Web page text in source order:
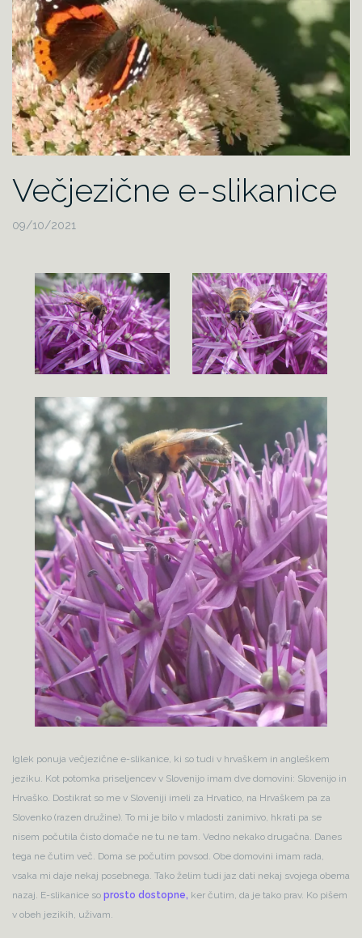
Večjezične e-slikanice
09/10/2021
Iglek ponuja večjezične e-slikanice, ki so tudi v hrvaškem in angleškem
jeziku. Kot potomka priseljencev v Slovenijo imam dve domovini: Slovenijo in
Hrvaško. Dostikrat so me v Sloveniji imeli za Hrvatico, na Hrvaškem pa za
Slovenko (razen družine). To mi je bilo v mladosti zanimivo, hkrati pa se
nisem počutila čisto domače ne tu ne tam. Vedno nekako drugačna. Danes
tega ne čutim več. Doma se počutim povsod. Obe domovini imam rada,
vsaka mi daje nekaj posebnega. Tako želim tudi jaz dati nekaj svojega obema
nazaj. E-slikanice so prosto dostopne, ker čutim, da je tako prav. Ko pišem
v obeh jezikih, uživam.